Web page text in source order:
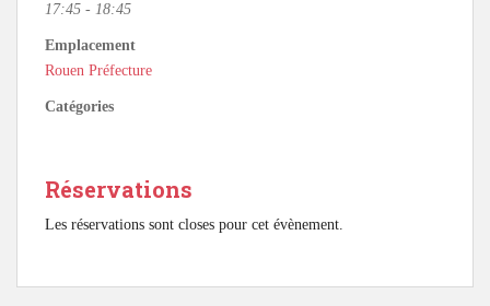
17:45 - 18:45
Emplacement
Rouen Préfecture
Catégories
Réservations
Les réservations sont closes pour cet évènement.